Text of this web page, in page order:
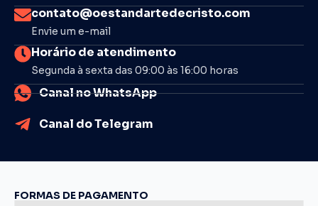
contato@oestandartedecristo.com
Envie um e-mail
Horário de atendimento
Segunda à sexta das 09:00 às 16:00 horas
Canal no WhatsApp
Canal do Telegram
FORMAS DE PAGAMENTO